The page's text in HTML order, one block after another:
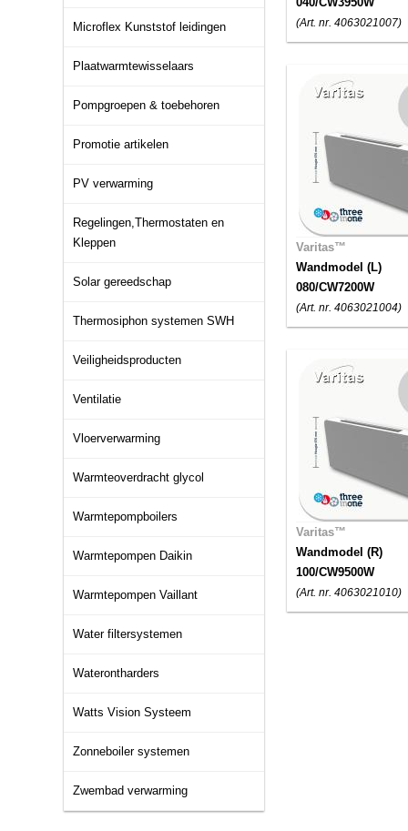
Microflex Kunststof leidingen
Plaatwarmtewisselaars
Pompgroepen & toebehoren
Promotie artikelen
PV verwarming
Regelingen,Thermostaten en
Kleppen
Solar gereedschap
Thermosiphon systemen SWH
Veiligheidsproducten
Ventilatie
Vloerverwarming
Warmteoverdracht glycol
Warmtepompboilers
Warmtepompen Daikin
Warmtepompen Vaillant
Water filtersystemen
Waterontharders
Watts Vision Systeem
Zonneboiler systemen
Zwembad verwarming
(Art. nr. 4063021007)
Varitas™
Wandmodel (L)
080/CW7200W
(Art. nr. 4063021004)
Varitas™
Wandmodel (R)
100/CW9500W
(Art. nr. 4063021010)